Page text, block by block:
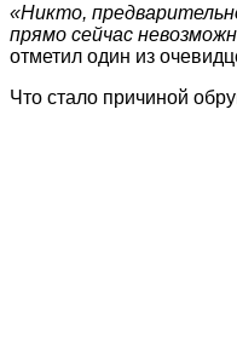
«Никто,
прямо сейчас
отметил один из
Что стало причиной